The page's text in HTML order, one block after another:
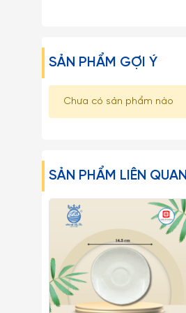
SẢN PHẨM GỢI Ý
Chưa có sản phẩm nào
SẢN PHẨM LIÊN QUAN